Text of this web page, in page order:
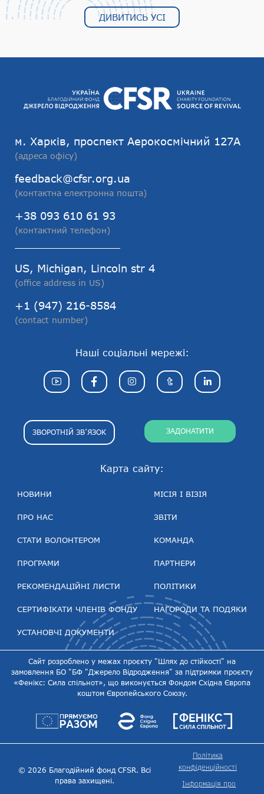
ДИВИТИСЬ УСІ
м. Харків, проспект Аерокосмічний 127А
(адреса офісу)
feedback@cfsr.org.ua
(контактна електронна пошта)
+38 093 610 61 93
(контактний телефон)
US, Michigan, Lincoln str 4
(office address in US)
+1 (947) 216-8584
(contact number)
Карта сайту:
НОВИНИ
ПРО НАС
СТАТИ ВОЛОНТЕРОМ
ПРОГРАМИ
РЕКОМЕНДАЦІЙНІ ЛИСТИ
СЕРТИФІКАТИ ЧЛЕНІВ ФОНДУ
УСТАНОВЧІ ДОКУМЕНТИ
МІСІЯ І ВІЗІЯ
ЗВІТИ
КОМАНДА
ПАРТНЕРИ
ПОЛІТИКИ
НАГОРОДИ ТА ПОДЯКИ
Наші соціальні мережі:
ЗВОРОТНІЙ ЗВ’ЯЗОК ЗАДОНАТИТИ
Сайт розроблено у межах проєкту "Шлях до стійкості" на
замовлення БО "БФ "Джерело Відродження" за підтримки проєкту
«Фенікс: Сила спільнот», що виконується Фондом Східна Європа
коштом Європейського Союзу.
© 2026 Благодійний фонд CFSR. Всі
права захищені.
Політика
конфіденційності
Інформація про